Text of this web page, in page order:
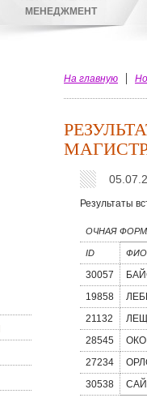
МЕНЕДЖМЕНТ
На главную
Результаты
ОЧНАЯ
ID ФИО
30057
19858
21132
28545
27234
30538